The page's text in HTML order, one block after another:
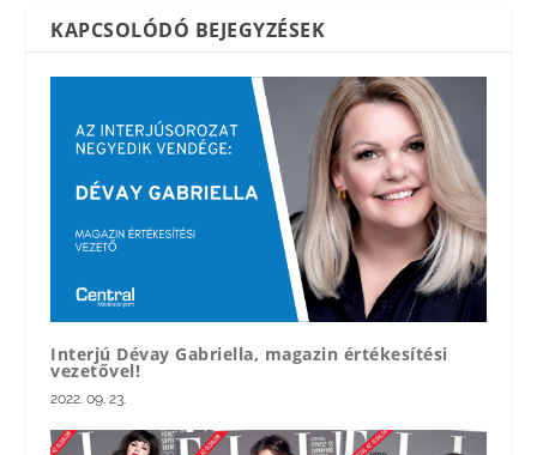
KAPCSOLÓDÓ BEJEGYZÉSEK
Interjú Dévay Gabriella, magazin értékesítési
vezetővel!
2022. 09. 23.